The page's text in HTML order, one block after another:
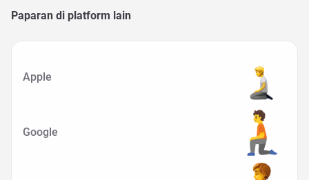
Paparan di platform lain
Apple
Google